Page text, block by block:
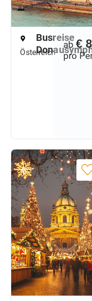
Österreich
Busreise
ab €
pro